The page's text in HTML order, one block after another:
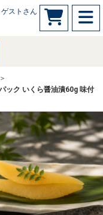
ゲストさん
ック いくら醤油漬60g 味付